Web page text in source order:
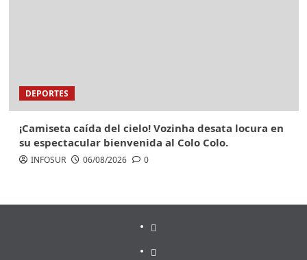
DEPORTES
¡Camiseta caída del cielo! Vozinha desata locura en
su espectacular bienvenida al Colo Colo.
INFOSUR 06/08/2026 0